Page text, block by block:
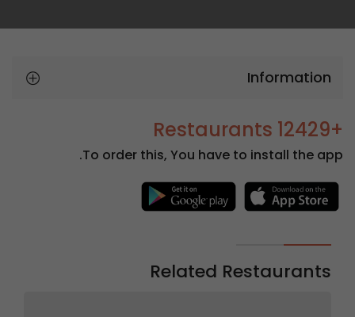
Information
+12429 Restaurants
To order this, You have to install the app.
Related Restaurants